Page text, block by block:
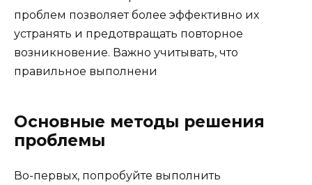
проблем позволяет более эффективно их
устранять и предотвращать повторное
возникновение. Важно учитывать, что
правильное выполнени
Основные методы решения
проблемы
Во-первых, попробуйте выполнить